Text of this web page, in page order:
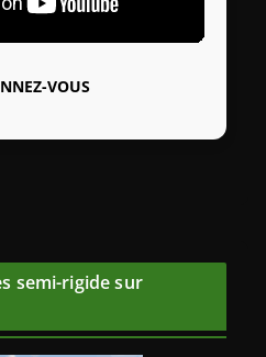
VOUS
semi-rigide sur